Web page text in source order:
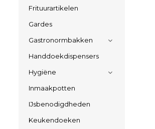
Frituurartikelen
Gardes
Gastronormbakken
Handdoekdispensers
Hygiëne
Inmaakpotten
IJsbenodigdheden
Keukendoeken